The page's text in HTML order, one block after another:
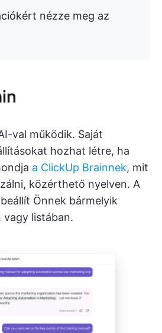
nézze meg az
val működik. Saját
hozhat létre, ha
a ClickUp Brainnek, mit
közérthető nyelven. A
Önnek bármelyik
vagy listában.